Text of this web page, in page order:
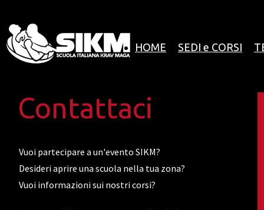
HOME SEDI e CORSI
Contattaci
Vuoi partecipare a un'evento SIKM?
Desideri aprire una scuola nella tua zona?
Vuoi informazioni sui nostri corsi?